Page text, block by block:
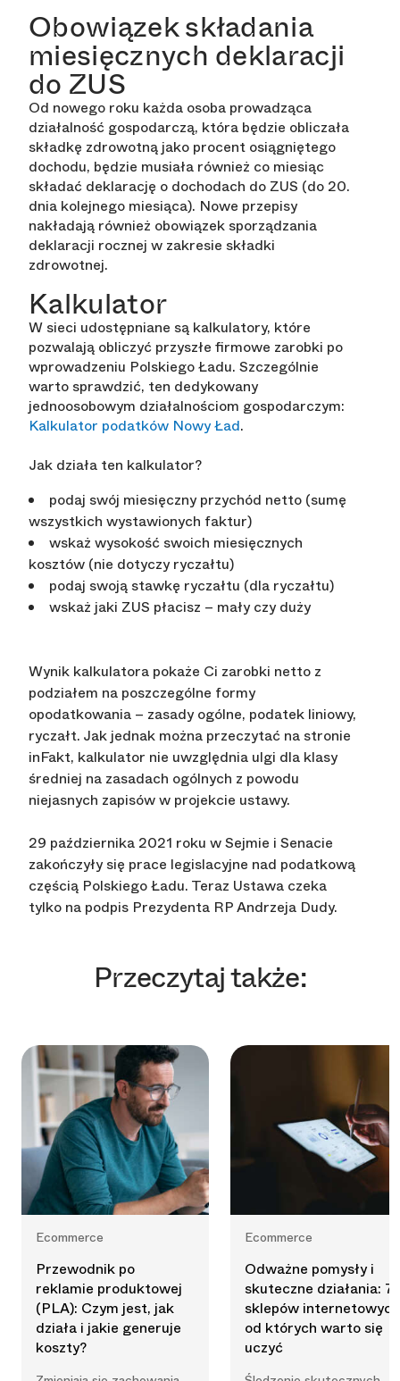
Obowiązek składania
miesięcznych deklaracji
do ZUS
Od nowego roku każda osoba prowadząca
działalność gospodarczą, która będzie obliczała
składkę zdrowotną jako procent osiągniętego
dochodu, będzie musiała również co miesiąc
składać deklarację o dochodach do ZUS (do 20.
dnia kolejnego miesiąca). Nowe przepisy
nakładają również obowiązek sporządzania
deklaracji rocznej w zakresie składki
zdrowotnej.
Kalkulator
W sieci udostępniane są kalkulatory, które
pozwalają obliczyć przyszłe firmowe zarobki po
wprowadzeniu Polskiego Ładu. Szczególnie
warto sprawdzić, ten dedykowany
jednoosobowym działalnościom gospodarczym:
Kalkulator podatków Nowy Ład.
Jak działa ten kalkulator?
podaj swój miesięczny przychód netto (sumę
wszystkich wystawionych faktur)
wskaż wysokość swoich miesięcznych
kosztów (nie dotyczy ryczałtu)
podaj swoją stawkę ryczałtu (dla ryczałtu)
wskaż jaki ZUS płacisz – mały czy duży
Wynik kalkulatora pokaże Ci zarobki netto z
podziałem na poszczególne formy
opodatkowania – zasady ogólne, podatek liniowy,
ryczałt. Jak jednak można przeczytać na stronie
inFakt, kalkulator nie uwzględnia ulgi dla klasy
średniej na zasadach ogólnych z powodu
niejasnych zapisów w projekcie ustawy.
29 października 2021 roku w Sejmie i Senacie
zakończyły się prace legislacyjne nad podatkową
częścią Polskiego Ładu. Teraz Ustawa czeka
tylko na podpis Prezydenta RP Andrzeja Dudy.
Przeczytaj także:
Ecommerce
Przewodnik po
reklamie produktowej
(PLA): Czym jest, jak
działa i jakie generuje
koszty?
Ecommerce
Odważne pomysły i
skuteczne działania: 7
sklepów
od których warto się
uczyć